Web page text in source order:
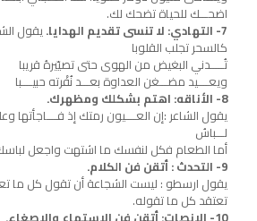
اضحـــك للحياة تضحك لك.
7- التهادي: لا تنسى تقديم الهدايا. يقول
كالسحر تجلب القلوبا
تُـــــدني البغيض من الهوى حتى تصيّيرهُ قريبا
ويعــــيد مضـــغن العداوة بعـــد نُفْرته حبيــــبا
8- الأناقه: اهتم بشكلك ومظهرك.
يقول الشاعر :إن العــــيون رمتك إذ فــــاجأتها
لـــباسُ
أما الطعام فكل لنفسك ما اشتهت واجعل
9- التحدث : أتقن فن الكلام.
يقول ارسطو : ليست الشجاعة أن تقول كل ما
تعتقد كل ما تقوله.